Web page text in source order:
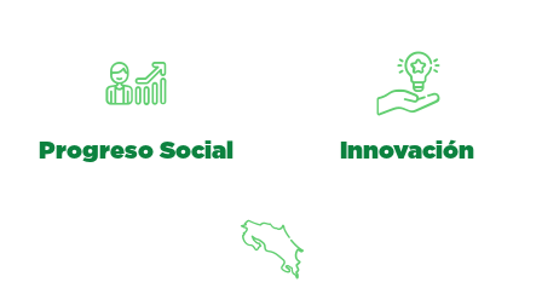
Progreso Social Innovación